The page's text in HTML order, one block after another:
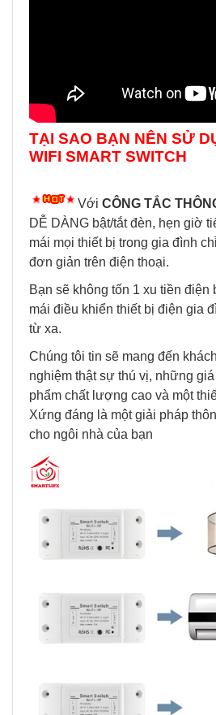
TẠI SAO BẠN NÊN SỬ
WIFI SMART SWITCH
Với CÔNG TẮC
DỄ DÀNG bật/tắt đèn, hẹn giờ
mái mọi thiết bị trong gia đình
đơn giản trên điện thoại.
Bạn sẽ không tốn 1 xu tiền điện
mái điều khiển thiết bị điện gia
từ xa.
Chúng tôi tin sẽ mang đến
nghiệm thật sự thú vị, những
phẩm chất lượng cao và một
Xứng đáng là một giải pháp
cho ngôi nhà của bạn